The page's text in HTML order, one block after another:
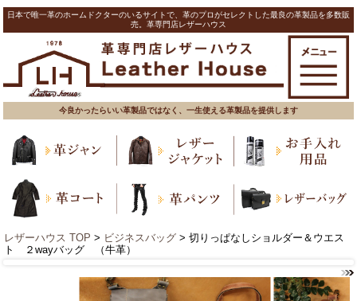
日本で唯一革のホームドクターのいるサイトで、革のプロがセレクトした最良の革製品を多数販
売。革専門店レザーハウス
今良かったらいい革製品ではなく、一生使える革製品を提供します
レザーハウス TOP > ビジネスバッグ > 切りっぱなしショルダー＆ウエス
ト ２wayバッグ （牛革）